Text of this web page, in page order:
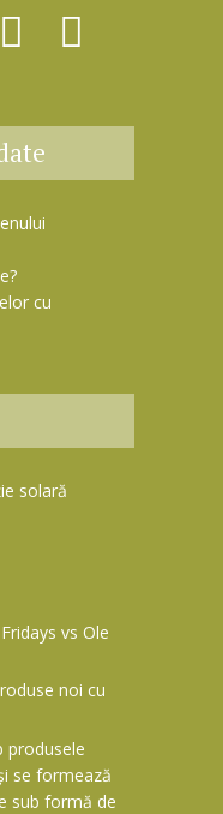
cu
solară
vs Ole
noi cu
produsele
se formează
sub formă de